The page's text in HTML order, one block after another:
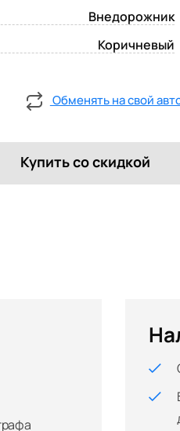
Внедорожник
Коричневый
Обменять на свой
Купить со скидкой